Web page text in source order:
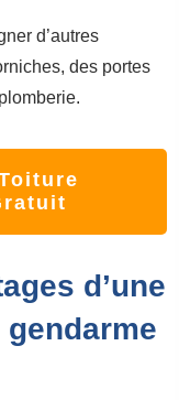
d’autres
des portes
d’une